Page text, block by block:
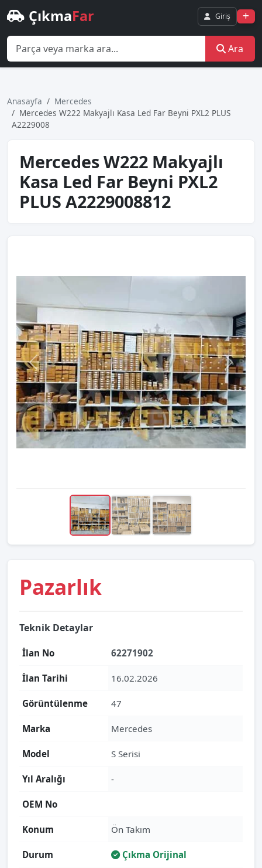
ÇıkmaFar Giriş
Ara
Anasayfa
Mercedes
Mercedes W222 Makyajlı Kasa Led Far Beyni PXL2 PLUS
A2229008
Mercedes W222 Makyajlı
Kasa Led Far Beyni PXL2
PLUS A2229008812
Pazarlık
Teknik Detaylar
İlan No 62271902
İlan Tarihi 16.02.2026
Görüntülenme 47
Marka Mercedes
Model S Serisi
Yıl Aralığı -
OEM No
Konum Ön Takım
Durum Çıkma Orijinal